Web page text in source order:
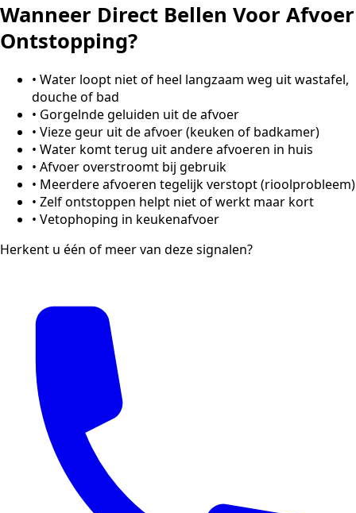
Wanneer Direct Bellen Voor Afvoer
Ontstopping?
• Water loopt niet of heel langzaam weg uit wastafel,
douche of bad
• Gorgelnde geluiden uit de afvoer
• Vieze geur uit de afvoer (keuken of badkamer)
• Water komt terug uit andere afvoeren in huis
• Afvoer overstroomt bij gebruik
• Meerdere afvoeren tegelijk verstopt (rioolprobleem)
• Zelf ontstoppen helpt niet of werkt maar kort
• Vetophoping in keukenafvoer
Herkent u één of meer van deze signalen?